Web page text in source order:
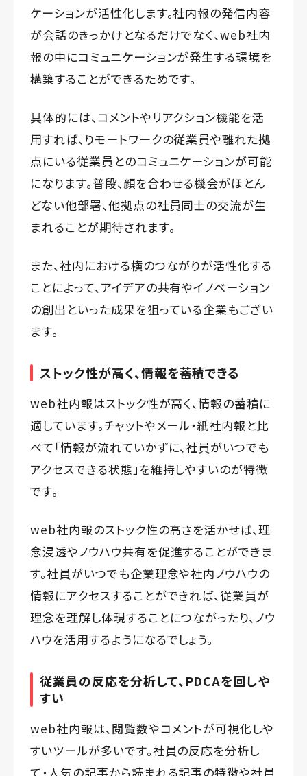
ケーションが活性化します。社内報の発信内容
が会話のきっかけとなるだけでなく、web社内
報の中にコミュニケーションが発生する環境を
構築することができるためです。
具体的には、コメントやリアクション機能を活
用すれば、りモートワークの従業員や離れた拠
点にいる従業員とのコミュニケーションが可能
になります。普段、顔を合わせる機会がほとん
どない他部署、他拠点の社員同士の交流が生
まれることが期待されます。
また、社内における横のつながりが活性化する
ことによって、アイデアの共有やイノベーション
の創出といった成果を狙っている企業もござい
ます。
ストック性が高く、情報を蓄積できる
web社内報はストック性が高く、情報の蓄積に
適しています。チャットやメール・紙社内報と比
べて「情報が流れていかずに、社員がいつでも
アクセスできる状態」を維持しやすいのが特徴
です。
web社内報のストック性の高さを活かせば、理
念浸透やノウハウ共有を促進することができま
す。社員がいつでも企業理念や社内ノウハウの
情報にアクセスすることができれば、従業員が
理念を理解し体現することにつながったり、ノウ
ハウを活用するようになるでしょう。
従業員の反応を分析して、PDCAを回しや
すい
web社内報は、閲覧数やコメントが可視化しや
すいツールが多いです。社員の反応を分析し
て・人気の記事から読まれる記事の特徴や社員